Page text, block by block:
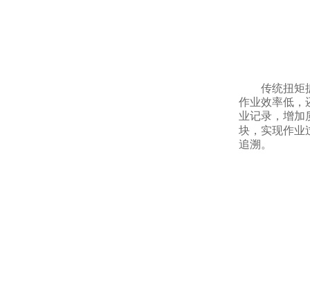
传统扭矩
作业效率低，
业记录，增加
块，实现作业
追溯。